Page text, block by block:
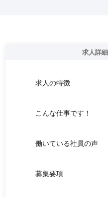
求人詳細
求人の特徴
こんな仕事です！
働いている社員の声
募集要項